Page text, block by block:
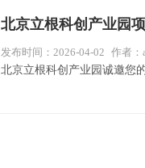
北京立根科创产业园
发布时间：2026-04-02 作者：
北京立根科创产业园诚邀您